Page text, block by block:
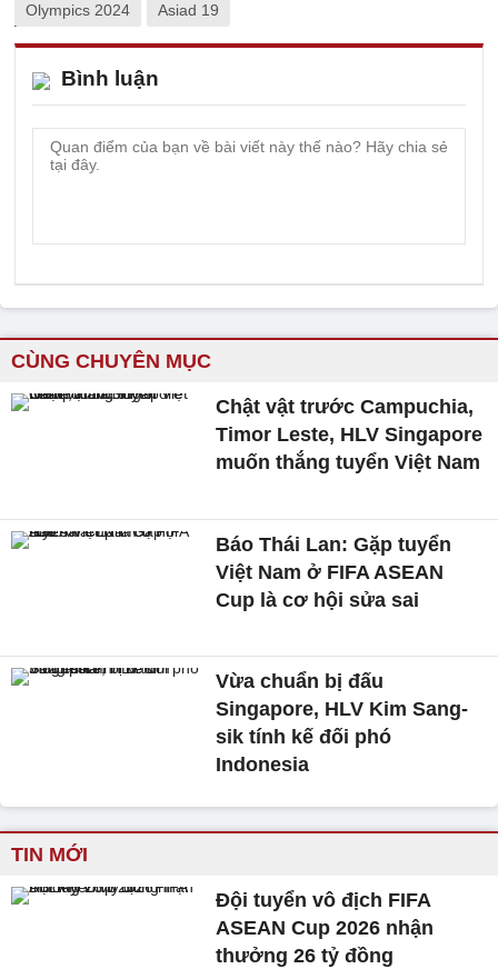
Olympics 2024 Asiad 19
Bình luận
CÙNG CHUYÊN MỤC
Chật vật trước Campuchia,
Timor Leste, HLV Singapore
muốn thắng tuyển Việt Nam
Báo Thái Lan: Gặp tuyển
Việt Nam ở FIFA ASEAN
Cup là cơ hội sửa sai
Vừa chuẩn bị đấu
Singapore, HLV Kim Sang-
sik tính kế đối phó
Indonesia
TIN MỚI
Đội tuyển vô địch FIFA
ASEAN Cup 2026 nhận
thưởng 26 tỷ đồng